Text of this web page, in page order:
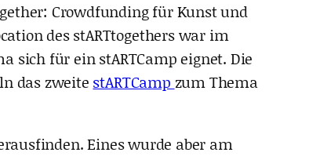
Crowdfunding für Kunst und
des stARTtogethers war im
sich für ein stARTCamp eignet. Die
das zweite stARTCamp zum Thema
Eines wurde aber am